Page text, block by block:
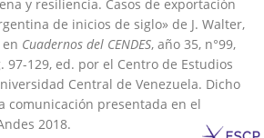
y resiliencia. Casos de exportación
de inicios de siglo» de J. Walter,
Cuadernos del CENDES, año 35, n°99,
97-129, ed. por el Centro de Estudios
Central de Venezuela. Dicho
comunicación presentada en el
2018.